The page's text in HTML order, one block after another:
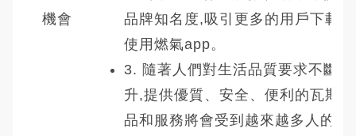
機會
品牌知名度,吸引更多的用戶下載和
使用燃氣app。
3. 隨著人們對生活品質要求不斷提
升,提供優質、安全、便利的瓦斯產
品和服務將會受到越來越多人的關